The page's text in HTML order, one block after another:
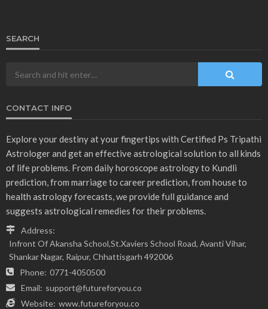
SEARCH
CONTACT INFO
Explore your destiny at your fingertips with Certified Ps Tripathi
Astrologer and get an effective astrological solution to all kinds
of life problems. From daily horoscope astrology to Kundli
prediction, from marriage to career prediction, from house to
health astrology forecasts, we provide full guidance and
suggests astrological remedies for their problems.
Address:
Infront Of Akansha School,St.Xaviers School Road, Avanti Vihar,
Shankar Nagar, Raipur, Chhattisgarh 492006
Phone: 0771-4050500
Email: support@futureforyou.co
Website: www.futureforyou.co